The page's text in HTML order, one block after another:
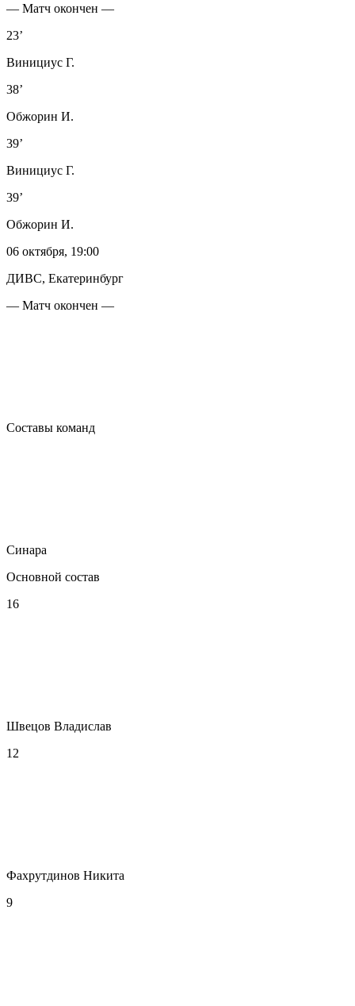
— Матч окончен —
23’
Винициус Г.
38’
Обжорин И.
39’
Винициус Г.
39’
Обжорин И.
06 октября, 19:00
ДИВС, Екатеринбург
— Матч окончен —
Составы команд
Синара
Основной состав
16
Швецов Владислав
12
Фахрутдинов Никита
9